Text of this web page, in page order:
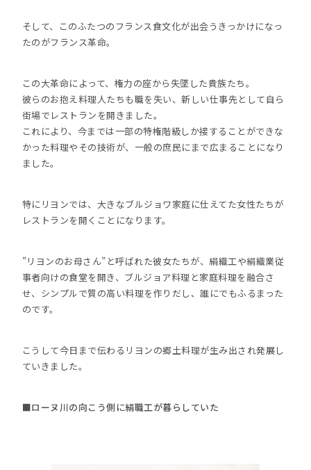
そして、このふたつのフランス食文化が出会うきっかけになっ
たのがフランス革命。
この大革命によって、権力の座から失墜した貴族たち。
彼らのお抱え料理人たちも職を失い、新しい仕事先として自ら
街場でレストランを開きました。
これにより、今までは一部の特権階級しか接することができな
かった料理やその技術が、一般の庶民にまで広まることになり
ました。
特にリヨンでは、大きなブルジョワ家庭に仕えてた女性たちが
レストランを開くことになります。
”リヨンのお母さん”と呼ばれた彼女たちが、絹織工や絹織業従
事者向けの食堂を開き、ブルジョア料理と家庭料理を融合さ
せ、シンプルで質の高い料理を作りだし、誰にでもふるまった
のです。
こうして今日まで伝わるリヨンの郷土料理が生み出され発展し
ていきました。
■ローヌ川の向こう側に絹職工が暮らしていた